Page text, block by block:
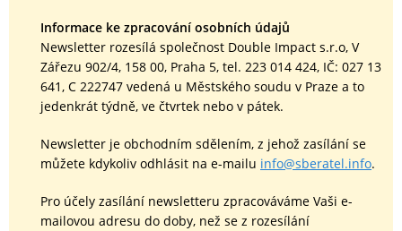
Informace ke zpracování osobních údajů
Newsletter rozesílá společnost Double Impact s.r.o, V
Zářezu 902/4, 158 00, Praha 5, tel. 223 014 424, IČ: 027 13
641, C 222747 vedená u Městského soudu v Praze a to
jedenkrát týdně, ve čtvrtek nebo v pátek.
Newsletter je obchodním sdělením, z jehož zasílání se
můžete kdykoliv odhlásit na e-mailu info@sberatel.info.
Pro účely zasílání newsletteru zpracováváme Vaši e-
mailovou adresu do doby, než se z rozesílání